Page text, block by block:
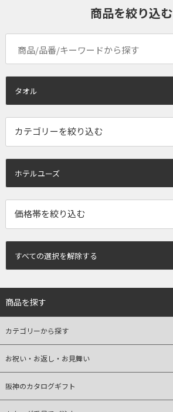
商品を絞り込む
タオル
ホテルユーズ
すべての選択を解除する
商品を探す
カテゴリーから探す
お祝い・お返し・お見舞い
阪神のカタログギフト